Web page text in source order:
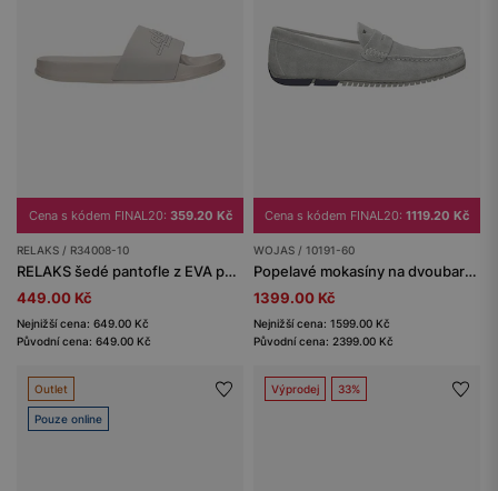
Cena s kódem FINAL20: 359.20 Kč
RELAKS / R34008-10
RELAKS šedé pantofle z EVA pěny
449.00 Kč
Nejnižší cena: 649.00 Kč
Původní cena: 649.00 Kč
Cena s kódem FINAL20: 1119.20 Kč
WOJAS / 10191-60
Popelavé mokasíny na dvoubarevné podrážce
1399.00 Kč
Nejnižší cena: 1599.00 Kč
Původní cena: 2399.00 Kč
Outlet
Pouze online
Výprodej 33%